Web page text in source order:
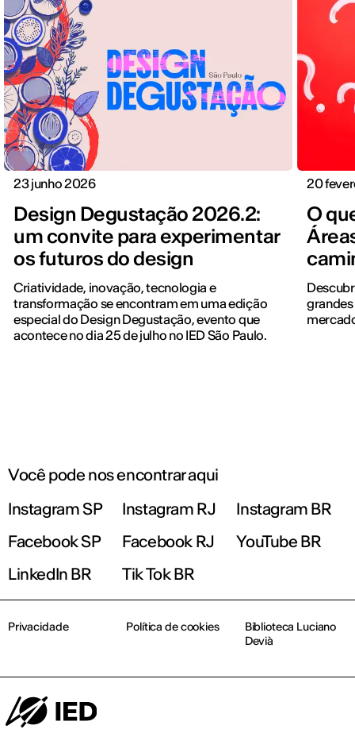
23 junho 2026
Design Degustação 2026.2:
um convite para experimentar
os futuros do design
Criatividade, inovação, tecnologia e
transformação se encontram em uma edição
especial do Design Degustação, evento que
acontece no dia 25 de julho no IED São Paulo.
20
O
Você pode nos encontrar aqui
Instagram SP
Instagram RJ
Instagram BR
Facebook SP
Facebook RJ
YouTube BR
LinkedIn BR
Tik Tok BR
Privacidade Política de cookies
Biblioteca Luciano
Devià